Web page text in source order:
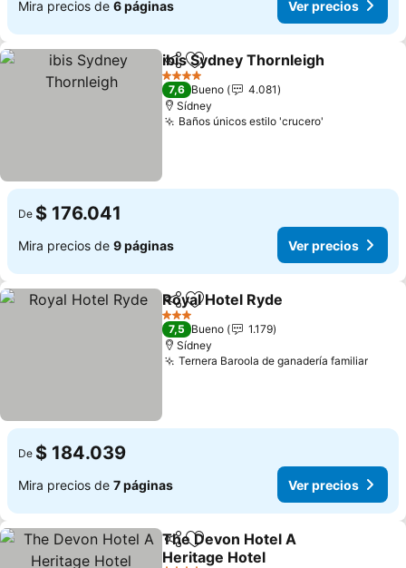
Mira precios de 6 páginas Ver precios
CompartirAgregar a favoritos
ibis Sydney Thornleigh
4 Estrellas
7,6 Bueno
4.081
Sídney
Baños únicos estilo 'crucero'
De $ 176.041
Mira precios de 9 páginas Ver precios
CompartirAgregar a favoritos
Royal Hotel Ryde
3 Estrellas
7,5 Bueno
1.179
Sídney
Ternera Baroola de ganadería familiarVer
De $ 184.039
Mira precios de 7 páginas Ver precios
Compartir
Agregar a favoritos
The Devon Hotel A
Heritage Hotel